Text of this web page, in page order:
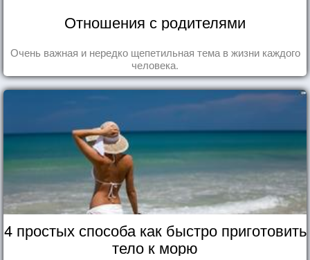
Отношения с родителями
Очень важная и нередко щепетильная тема в жизни каждого
человека.
4 простых способа как быстро приготовить
тело к морю